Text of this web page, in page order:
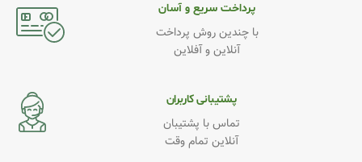
پرداخت سریع و آسان
با چندین روش پرداخت
آنلاین و آفلاین
پشتیبانی کاربران
تماس با پشتیبان
آنلاین تمام وقت